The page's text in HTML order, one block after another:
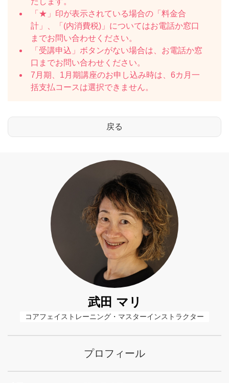
「★」印が表示されている場合の「料金合
計」、「(内消費税)」についてはお電話か窓口
までお問い合わせください。
「受講申込」ボタンがない場合は、お電話か窓
口までお問い合わせください。
7月期、1月期講座のお申し込み時は、6カ月一
括支払コースは選択できません。
武田 マリ
コアフェイストレーニング・マスターインストラクター
プロフィール